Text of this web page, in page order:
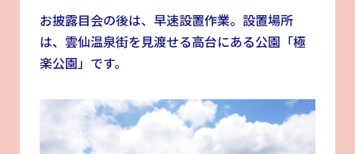
お披露目会の後は、早速設置作業。設置場所
は、雲仙温泉街を見渡せる高台にある公園「極
楽公園」です。